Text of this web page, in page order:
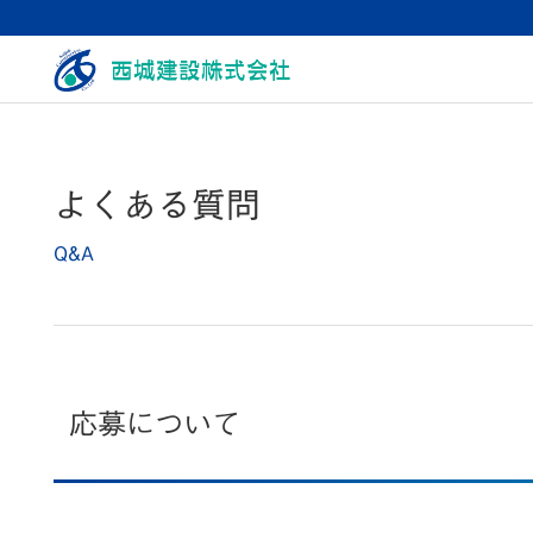
よくある質問
Q&A
応募について